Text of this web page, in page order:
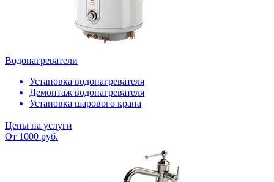
Водонагреватели
Установка водонагревателя
Демонтаж водонагревателя
Установка шарового крана
Цены на услуги
От 1000 руб.